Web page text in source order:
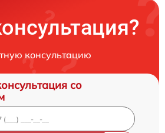
консультацию
со